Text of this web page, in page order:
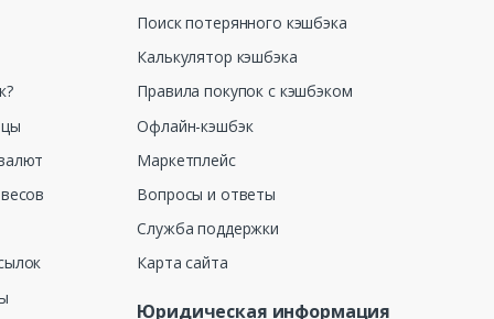
Поиск потерянного кэшбэка
Калькулятор кэшбэка
Правила покупок с кэшбэком
Офлайн-кэшбэк
Маркетплейс
Вопросы и ответы
Служба поддержки
Карта сайта
Юридическая информация